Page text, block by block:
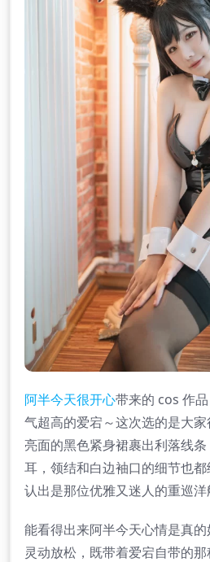
阿半今天很开心带来的 cos 作
气超高的爱宕～这次选的是大家
亮面的黑色紧身裙裹出利落线
耳，领结和白边袖口的细节也
认出是那位优雅又迷人的重巡洋
能看得出来阿半今天心情是真
灵动放松，既带着爱宕自带的